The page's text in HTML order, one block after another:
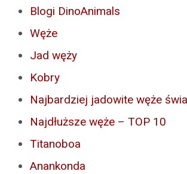
Blogi DinoAnimals
Węże
Jad węży
Kobry
Najbardziej jadowite węże
Najdłuższe węże – TOP 10
Titanoboa
Anankonda